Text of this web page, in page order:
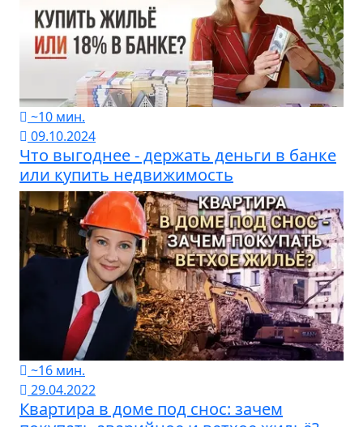
~10 мин.
09.10.2024
Что выгоднее - держать деньги в банке
или купить недвижимость
~16 мин.
29.04.2022
Квартира в доме под снос: зачем